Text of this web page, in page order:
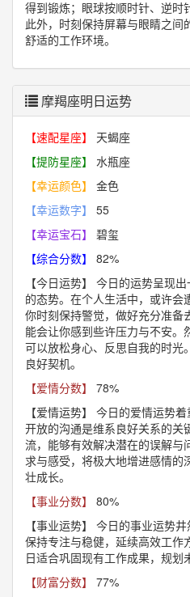
得到锻炼；眼球按顺时针、逆时
此外，时刻保持屏幕与眼睛之
舒适的工作环境。
摩羯座明日运势
【速配星座】
天蝎座
【提防星座】
水瓶座
【幸运颜色】
金色
【幸运数字】
55
【幸运宝石】
碧玺
【综合分数】
82%
【今日运势】
今日的运势呈现
的态势。在个人生活中，或许
你时刻保持警觉，做好充分准备
能会让你感到些许压力与不安
可以放松身心、反思自我的时光
良好契机。
【爱情分数】
78%
【爱情运势】
今日的爱情运势
开放的沟通是维系良好关系的关
流，能够有效解决潜在的误解与
求与感受，将极大地增进感情的
壮成长。
【事业分数】
80%
【事业运势】
今日的事业运势井
保持专注与稳健，延续高效工作
日适合巩固现有工作成果，规划
【财富分数】
77%